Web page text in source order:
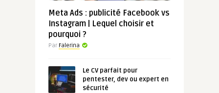
Meta Ads : publicité Facebook vs
Instagram | Lequel choisir et
pourquoi ?
Par Falerina
Le CV parfait pour
pentester, dev ou expert en
sécurité